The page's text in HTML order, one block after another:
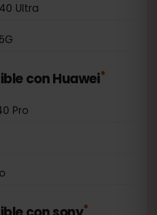
Ultra
conHuawei*
Pro
*